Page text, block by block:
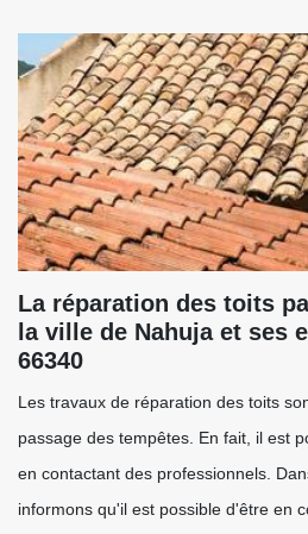
La réparation des toits
la ville de Nahuja et ses
66340
Les travaux de réparation des toits
passage des tempêtes. En fait, il est
en contactant des professionnels.
informons qu'il est possible d'être en